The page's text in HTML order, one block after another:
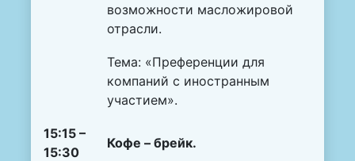
возможности масложировой
отрасли.
Тема: «Преференции для
компаний с иностранным
участием».
15:15 –
15:30
Кофе – брейк.